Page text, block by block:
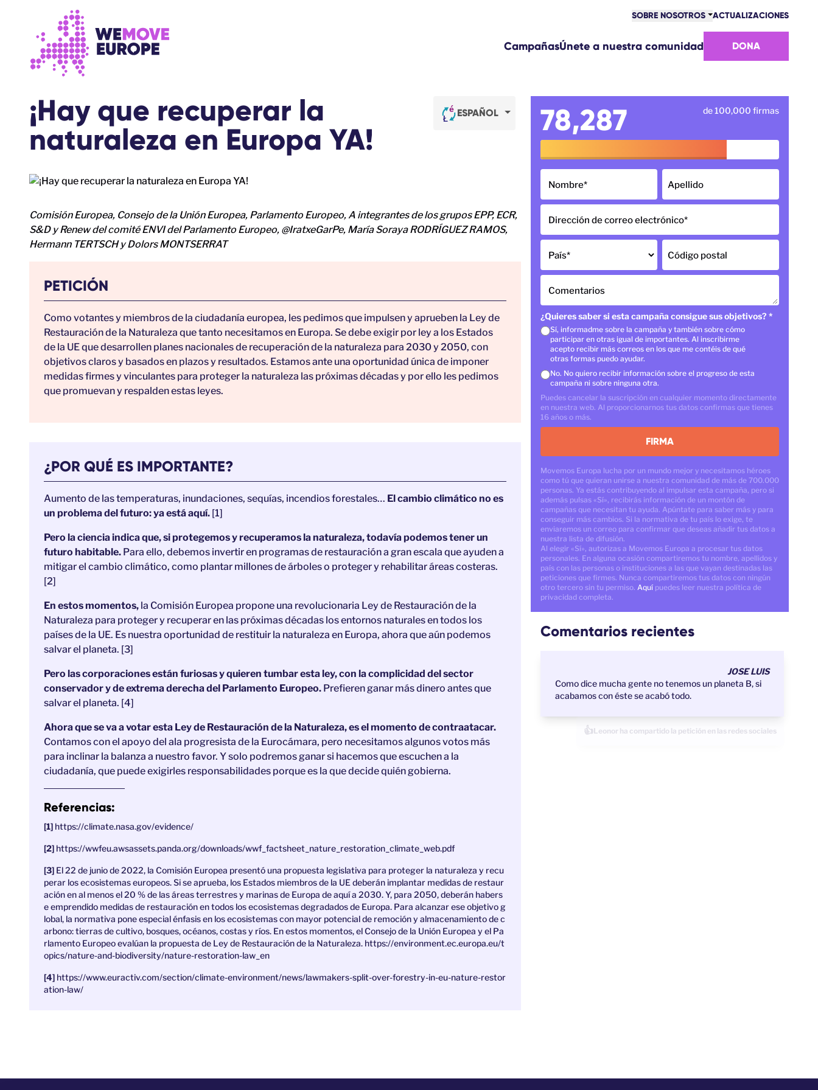
SOBRE NOSOTROS
VICTORIAS
CÓMO NOS FINANCIAMOS
CONTACTO
ACTUALIZACIONES
CampañasÚnete a nuestra comunidad DONA
ESPAÑOL
¡Hay que recuperar la
naturaleza en Europa YA!
Comisión Europea, Consejo de la Unión Europea, Parlamento Europeo, A integrantes de los grupos EPP, ECR,
S&D y Renew del comité ENVI del Parlamento Europeo, @IratxeGarPe, María Soraya RODRÍGUEZ RAMOS,
Hermann TERTSCH y Dolors MONTSERRAT
PETICIÓN
Como votantes y miembros de la ciudadanía europea, les pedimos que impulsen y aprueben la Ley de
Restauración de la Naturaleza que tanto necesitamos en Europa. Se debe exigir por ley a los Estados
de la UE que desarrollen planes nacionales de recuperación de la naturaleza para 2030 y 2050, con
objetivos claros y basados en plazos y resultados. Estamos ante una oportunidad única de imponer
medidas firmes y vinculantes para proteger la naturaleza las próximas décadas y por ello les pedimos
que promuevan y respalden estas leyes.
¿POR QUÉ ES IMPORTANTE?
Aumento de las temperaturas, inundaciones, sequías, incendios forestales… El cambio climático no es
un problema del futuro: ya está aquí. [1]
Pero la ciencia indica que, si protegemos y recuperamos la naturaleza, todavía podemos tener un
futuro habitable. Para ello, debemos invertir en programas de restauración a gran escala que ayuden a
mitigar el cambio climático, como plantar millones de árboles o proteger y rehabilitar áreas costeras.
[2]
En estos momentos, la Comisión Europea propone una revolucionaria Ley de Restauración de la
Naturaleza para proteger y recuperar en las próximas décadas los entornos naturales en todos los
países de la UE. Es nuestra oportunidad de restituir la naturaleza en Europa, ahora que aún podemos
salvar el planeta. [3]
Pero las corporaciones están furiosas y quieren tumbar esta ley, con la complicidad del sector
conservador y de extrema derecha del Parlamento Europeo. Prefieren ganar más dinero antes que
salvar el planeta. [4]
Ahora que se va a votar esta Ley de Restauración de la Naturaleza, es el momento de contraatacar.
Contamos con el apoyo del ala progresista de la Eurocámara, pero necesitamos algunos votos más
para inclinar la balanza a nuestro favor. Y solo podremos ganar si hacemos que escuchen a la
ciudadanía, que puede exigirles responsabilidades porque es la que decide quién gobierna.
Referencias:
https://climate.nasa.gov/evidence/
https://wwfeu.awsassets.panda.org/downloads/wwf_factsheet_nature_restoration_climate_web.pdf
El 22 de junio de 2022, la Comisión Europea presentó una propuesta legislativa para proteger la naturaleza y recu
perar los ecosistemas europeos. Si se aprueba, los Estados miembros de la UE deberán implantar medidas de restaur
ación en al menos el 20 % de las áreas terrestres y marinas de Europa de aquí a 2030. Y, para 2050, deberán habers
e emprendido medidas de restauración en todos los ecosistemas degradados de Europa. Para alcanzar ese objetivo g
lobal, la normativa pone especial énfasis en los ecosistemas con mayor potencial de remoción y almacenamiento de c
arbono: tierras de cultivo, bosques, océanos, costas y ríos. En estos momentos, el Consejo de la Unión Europea y el Pa
rlamento Europeo evalúan la propuesta de Ley de Restauración de la Naturaleza. https://environment.ec.europa.eu/t
opics/nature-and-biodiversity/nature-restoration-law_en
https://www.euractiv.com/section/climate-environment/news/lawmakers-split-over-forestry-in-eu-nature-restor
ation-law/
78,287 de 100,000 firmas
Nombre* Apellido
Dirección de correo electrónico*
País* Código postal
Comentarios
¿Quieres saber si esta campaña consigue sus objetivos? *
Sí, informadme sobre la campaña y también sobre cómo
participar en otras igual de importantes. Al inscribirme
acepto recibir más correos en los que me contéis de qué
otras formas puedo ayudar.
No. No quiero recibir información sobre el progreso de esta
campaña ni sobre ninguna otra.
Puedes cancelar la suscripción en cualquier momento directamente
en nuestra web. Al proporcionarnos tus datos confirmas que tienes
16 años o más.
FIRMA
Movemos Europa lucha por un mundo mejor y necesitamos héroes
como tú que quieran unirse a nuestra comunidad de más de 700.000
personas. Ya estás contribuyendo al impulsar esta campaña, pero si
además pulsas «Sí», recibirás información de un montón de
campañas que necesitan tu ayuda. Apúntate para saber más y para
conseguir más cambios. Si la normativa de tu país lo exige, te
enviaremos un correo para confirmar que deseas añadir tus datos a
nuestra lista de difusión.
Al elegir «Sí», autorizas a Movemos Europa a procesar tus datos
personales. En alguna ocasión compartiremos tu nombre, apellidos y
país con las personas o instituciones a las que vayan destinadas las
peticiones que firmes. Nunca compartiremos tus datos con ningún
otro tercero sin tu permiso. Aquípuedes leer nuestra política de
privacidad completa.
Comentarios recientes
JOSE LUIS
Como dice mucha gente no tenemos un planeta B, si
acabamos con éste se acabó todo.
👍Leonor acaba de firmar la petición